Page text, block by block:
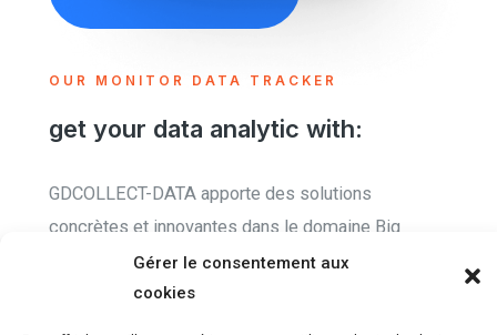
Gérer le consentement aux
cookies
OUR MONITOR DATA TRACKER
get your data analytic with:
GDCOLLECT-DATA apporte des solutions
concrètes et innovantes dans le domaine Big